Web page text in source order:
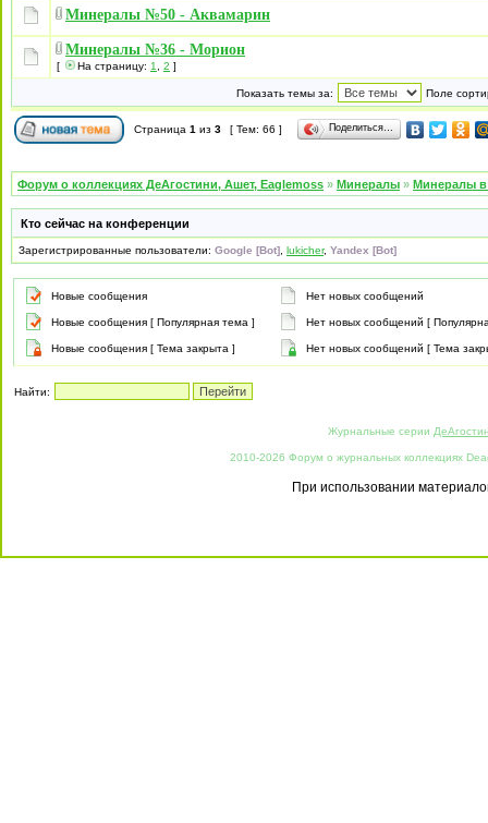
Минералы №50 - Аквамарин
Минералы №36 - Морион
[ На страницу: 1 2 ]
Показать темы за: Поле
Страница 1 из 3 [ Тем: 66 ] Поделиться…
Форум о коллекциях ДеАгостини, Ашет, Eaglemoss » Минералы » Минералы в
Кто сейчас на конференции
Зарегистрированные пользователи: Google [Bot] lukicher, Yandex [Bot]
Новые сообщения Нет новых сообщений
Новые сообщения [ Популярная тема ] Нет новых сообщений [
Новые сообщения [ Тема закрыта ] Нет новых сообщений [ Тема
Найти:
Журнальные серии
2010-2026 Форум о журнальных коллекциях
При использовании